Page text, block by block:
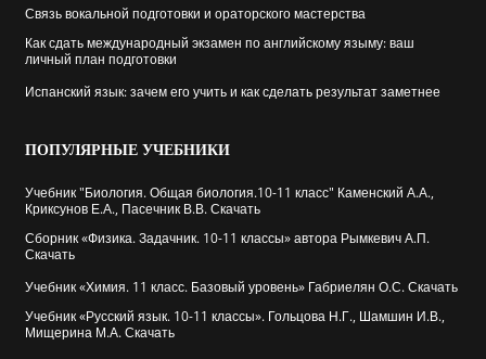
Связь вокальной подготовки и ораторского мастерства
Как сдать международный экзамен по английскому языму: ваш
личный план подготовки
Испанский язык: зачем его учить и как сделать результат заметнее
ПОПУЛЯРНЫЕ УЧЕБНИКИ
Учебник "Биология. Общая биология.10-11 класс" Каменский А.А.,
Криксунов Е.А., Пасечник В.В. Скачать
Сборник «Физика. Задачник. 10-11 классы» автора Рымкевич А.П.
Скачать
Учебник «Химия. 11 класс. Базовый уровень» Габриелян О.С. Скачать
Учебник «Русский язык. 10-11 классы». Гольцова Н.Г., Шамшин И.В.,
Мищерина М.А. Скачать